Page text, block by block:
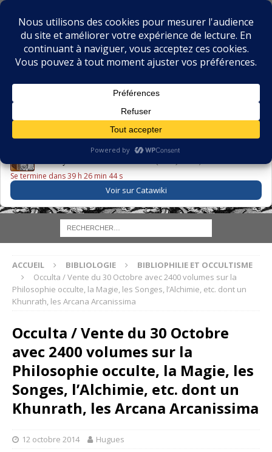
BIBLIOPHILIE.COM
LE BLOG DU BIBLIOPHILE, DES BIBLIOPHILES, DE LA
LE LIVRE DU JOUR
Se termine dans 39 h 26 min 43 s
Voir sur Catawiki
ACCUEIL BIBLIOLOGIE
BIBLIOPHILIE ET OCCULTISME
Occulta / Vente du 30 Octobre avec 2400 volumes sur la
Philosophie occulte, la Magie, les Songes, l’Alchimie, etc. dont un
Khunrath, les Arcana Arcanissima
Occulta / Vente du 30 Octobre
avec 2400 volumes sur la
Philosophie occulte, la Magie, les
Songes, l’Alchimie, etc. dont un
Khunrath, les Arcana Arcanissima
12 octobre 2014 Hugues